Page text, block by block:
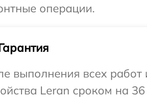
операции.
выполнения всех
Leran сроком на